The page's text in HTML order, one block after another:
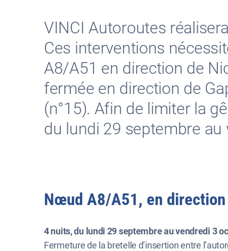
VINCI Autoroutes
Ces interventions
A8/A51 en direction de
fermée en direction de
(n°15). Afin de limiter la
du lundi 29 septembre au
Nœud A8/A51, en
4 nuits, du lundi 29 septembre au vendredi 3
Fermeture de la bretelle d’insertion entre